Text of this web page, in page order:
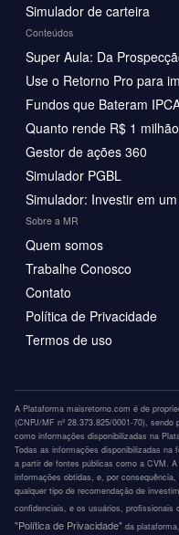
Simulador de carteira
Conteúdos
Super Aula: Da
Use o Retorno Pro para
Fundos que Bateram
Quanto rende R$ 1
Gestor de ações 360
Simulador PGBL
Simulador: Investir em
Sobre a MR
Quem somos
Trabalhe Conosco
Contato
Política de Privacidade
Termos de uso
A Plataforma maisretorno.com é de
(CNPJ/MF nº 28.373.825/0001-70),
como informações disponibilizadas na
Todas as informações disponibilizadas na
a partir de fontes públicas como a CVM.
informações obtidas, e, por
qualquer tipo de recomendação de
confidenciais, e os usuários, profissionais
"Política de Privacidade" da